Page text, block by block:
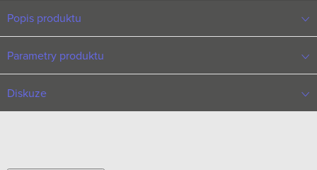
Popis produktu
Parametry produktu
Diskuze